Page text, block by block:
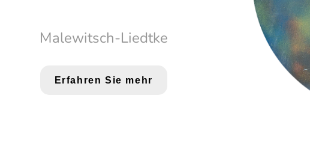
Malewitsch-Liedtke
Erfahren Sie mehr